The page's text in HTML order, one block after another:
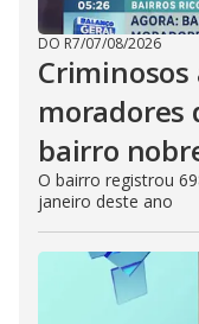
DO R7/07/08/2026
moradores
bairro
O bairro registrou
janeiro deste ano